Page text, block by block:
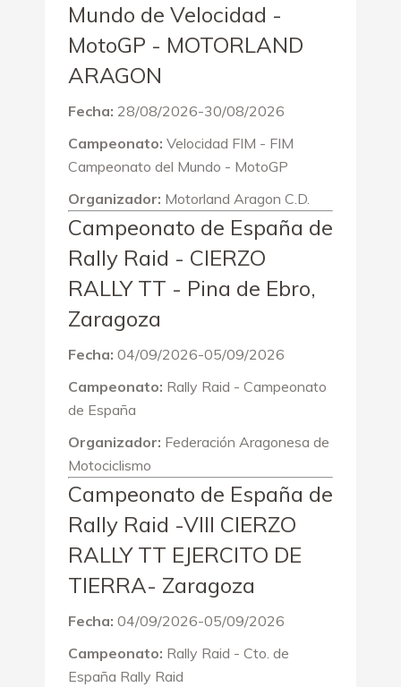
Mundo de Velocidad -
MotoGP - MOTORLAND
ARAGON
Fecha: 28/08/2026-30/08/2026
Campeonato: Velocidad FIM - FIM
Campeonato del Mundo - MotoGP
Organizador: Motorland Aragon C.D.
Campeonato de España de
Rally Raid - CIERZO
RALLY TT - Pina de Ebro,
Zaragoza
Fecha: 04/09/2026-05/09/2026
Campeonato: Rally Raid - Campeonato
de España
Organizador: Federación Aragonesa de
Motociclismo
Campeonato de España de
Rally Raid -VIII CIERZO
RALLY TT EJERCITO DE
TIERRA- Zaragoza
Fecha: 04/09/2026-05/09/2026
Campeonato: Rally Raid - Cto. de
España Rally Raid